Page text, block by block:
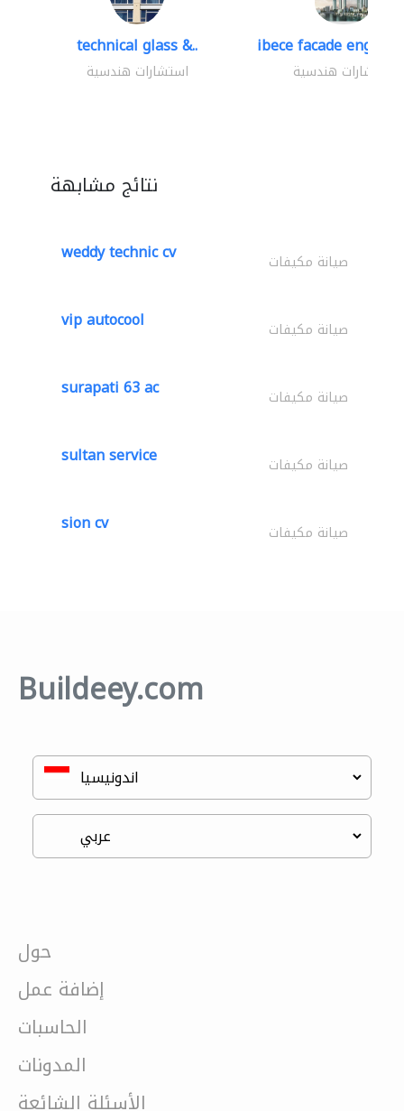
technical glass &..
استشارات هندسية
ibece facade
استشارات هندسية
نتائج مشابهة
weddy technic cv صيانة مكيفات
vip autocool صيانة مكيفات
surapati 63 ac صيانة مكيفات
sultan service صيانة مكيفات
sion cv صيانة مكيفات
Buildeey.com
حول
إضافة عمل
الحاسبات
المدونات
الأسئلة الشائعة